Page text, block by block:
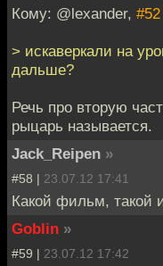
Кому: @lexander, #52
> искаверкали на
дальше?
Речь про вторую
рыцарь называется.
Jack_Reipen »
#58 | 23.07.12 17:41
Какой фильм, такой
Goblin »
#59 | 23.07.12 17:42